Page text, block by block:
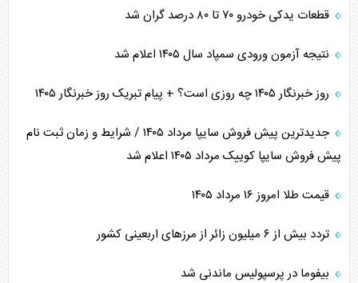
قطعات یدکی خودرو ۷۰ تا ۸۰ درصد گران شد
نتیجه آزمون ورودی سمپاد سال ۱۴۰۵ اعلام شد
روز خبرنگار ۱۴۰۵ چه روزی است؟ + پیام تبریک روز خبرنگار ۱۴۰۵
جدیدترین پیش فروش سایپا مرداد ۱۴۰۵ / شرایط و زمان ثبت نام
پیش فروش سایپا کوییک مرداد ۱۴۰۵ اعلام شد
قیمت طلا امروز ۱۶ مرداد ۱۴۰۵
تردد بیش از ۶ میلیون زائر از مرزهای اربعینی کشور
بیفوما در پرسپولیس ماندنی شد